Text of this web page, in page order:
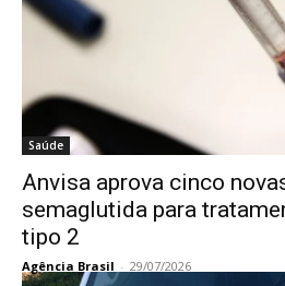
Saúde
Anvisa aprova cinco
semaglutida para
tipo 2
Agência Brasil - 29/07/2026